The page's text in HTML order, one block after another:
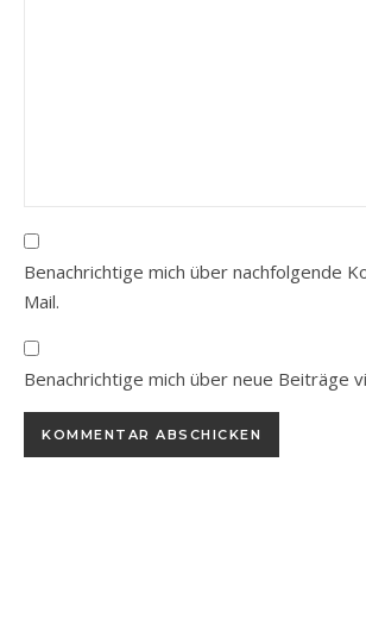
Benachrichtige mich über nachfolgende
Mail.
Benachrichtige mich über neue Beiträge